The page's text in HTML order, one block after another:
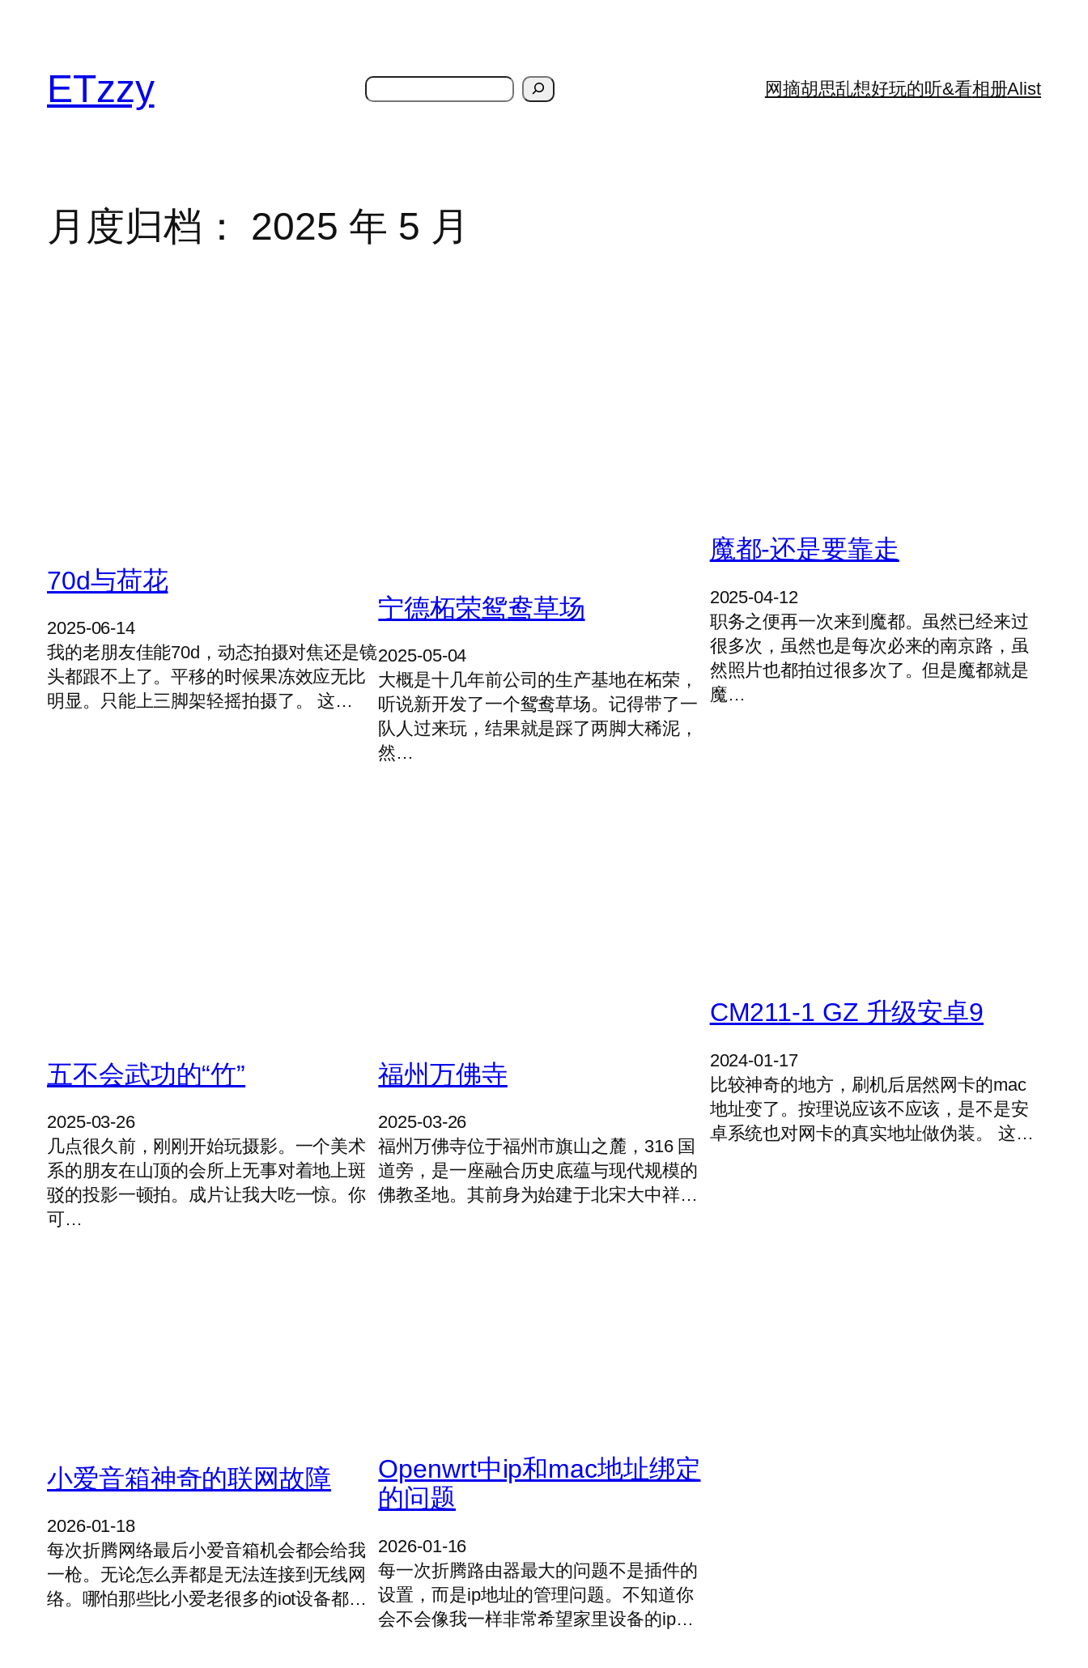
ETzzy
搜
网摘胡思乱想好玩的听&看相册Alist
月度归档： 2025 年 5 月
70d与荷花
2025-06-14
我的老朋友佳能70d，动态拍摄对焦还是镜
头都跟不上了。平移的时候果冻效应无比
明显。只能上三脚架轻摇拍摄了。 这…
宁德柘荣鸳鸯草场
2025-05-04
大概是十几年前公司的生产基地在柘荣，
听说新开发了一个鸳鸯草场。记得带了一
队人过来玩，结果就是踩了两脚大稀泥，
然…
魔都-还是要靠走
2025-04-12
职务之便再一次来到魔都。虽然已经来过
很多次，虽然也是每次必来的南京路，虽
然照片也都拍过很多次了。但是魔都就是
魔…
五不会武功的“竹”
2025-03-26
几点很久前，刚刚开始玩摄影。一个美术
系的朋友在山顶的会所上无事对着地上斑
驳的投影一顿拍。成片让我大吃一惊。你
可…
福州万佛寺
2025-03-26
福州万佛寺位于福州市旗山之麓，316 国
道旁，是一座融合历史底蕴与现代规模的
佛教圣地。其前身为始建于北宋大中祥…
CM211-1 GZ 升级安卓9
2024-01-17
比较神奇的地方，刷机后居然网卡的mac
地址变了。按理说应该不应该，是不是安
卓系统也对网卡的真实地址做伪装。 这…
小爱音箱神奇的联网故障
2026-01-18
每次折腾网络最后小爱音箱机会都会给我
一枪。无论怎么弄都是无法连接到无线网
络。哪怕那些比小爱老很多的iot设备都…
Openwrt中ip和mac地址绑定
的问题
2026-01-16
每一次折腾路由器最大的问题不是插件的
设置，而是ip地址的管理问题。不知道你
会不会像我一样非常希望家里设备的ip…